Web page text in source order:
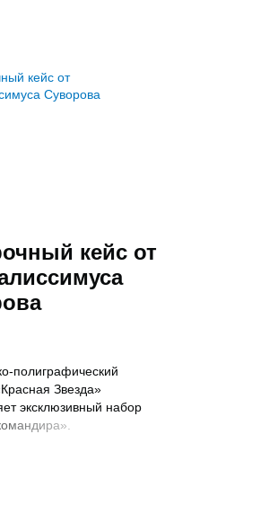
кейс от
полиграфический
Звезда»
эксклюзивный набор